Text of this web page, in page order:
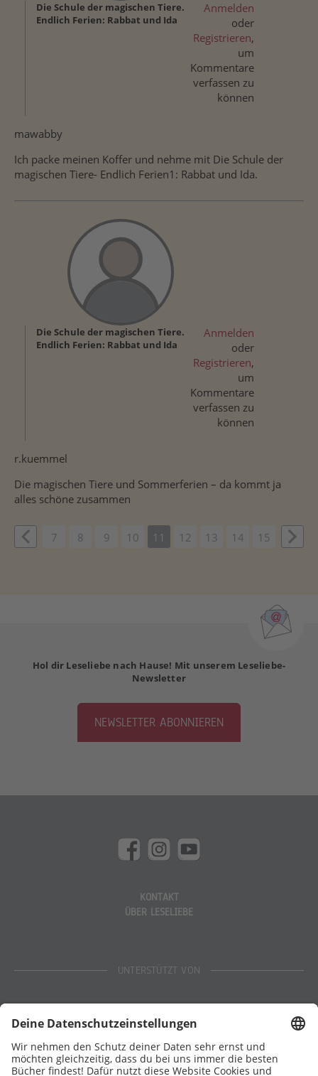
mawabby
Die Schule der magischen Tiere.
Endlich Ferien: Rabbat und Ida
Anmelden
oder
Registrieren,
um
Kommentare
verfassen zu
können
Ich packe meinen Koffer und nehme mit Die Schule der
magischen Tiere- Endlich Ferien1: Rabbat und Ida.
r.kuemmel
Die Schule der magischen Tiere.
Endlich Ferien: Rabbat und Ida
Anmelden
oder
Registrieren,
um
Kommentare
verfassen zu
können
Die magischen Tiere und Sommerferien – da kommt ja
alles schöne zusammen
7 8 9 10 11 12 13 14 15
Hol dir Leseliebe nach Hause! Mit unserem Leseliebe-
Newsletter
NEWSLETTER ABONNIEREN
KONTAKT
ÜBER LESELIEBE
UNTERSTÜTZT VON
Stiftung Lesen